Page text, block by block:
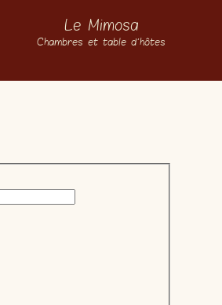
Le Mimosa
Chambres et table d'hôtes